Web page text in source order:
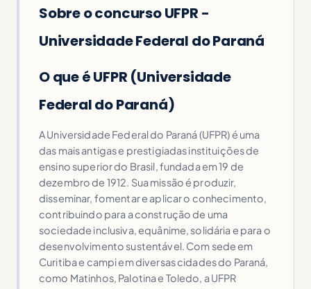
Sobre o concurso UFPR -
Universidade Federal do Paraná
O que é UFPR (Universidade
Federal do Paraná)
A Universidade Federal do Paraná (UFPR) é uma
das mais antigas e prestigiadas instituições de
ensino superior do Brasil, fundada em 19 de
dezembro de 1912. Sua missão é produzir,
disseminar, fomentar e aplicar o conhecimento,
contribuindo para a construção de uma
sociedade inclusiva, equânime, solidária e para o
desenvolvimento sustentável. Com sede em
Curitiba e campi em diversas cidades do Paraná,
como Matinhos, Palotina e Toledo, a UFPR